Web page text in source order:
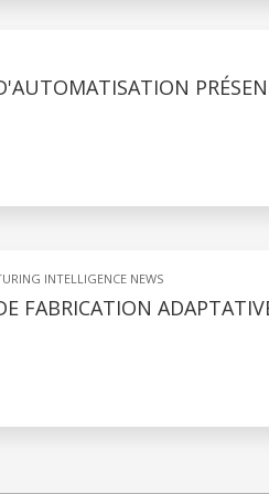
INTELLIGENCE NEWS
FABRICATION